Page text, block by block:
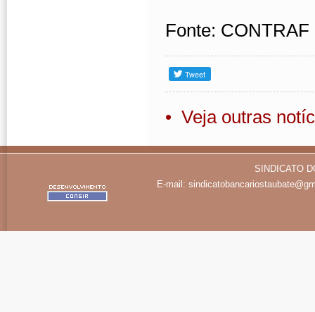
Fonte: CONTRAF
• Veja outras
SINDICATO
E-mail: